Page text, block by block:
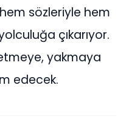
sözleriyle hem
çıkarıyor.
yakmaya
edecek.